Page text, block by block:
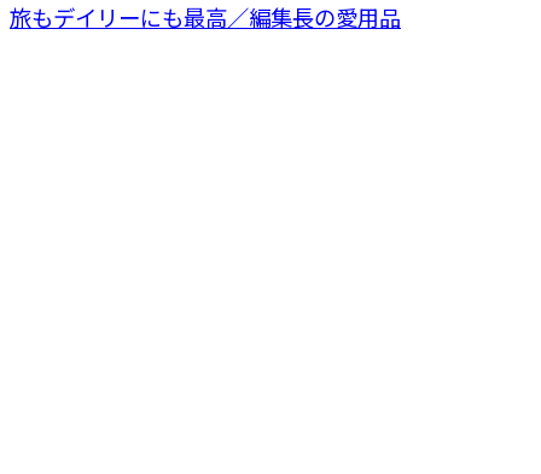
旅もデイリーにも最高／編集長の愛用品